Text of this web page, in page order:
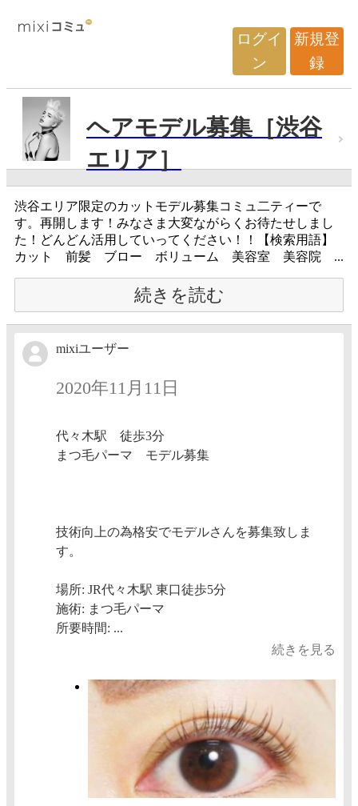
ログイ
ン
新規登
録
ヘアモデル募集［渋谷
エリア］
渋谷エリア限定のカットモデル募集コミュ二ティーで
す。再開します！みなさま大変ながらくお待たせしまし
た！どんどん活用していってください！！【検索用語】
カット 前髪 ブロー ボリューム 美容室 美容院 ...
続きを読む
mixiユーザー
2020年11月11日
代々木駅 徒歩3分
まつ毛パーマ モデル募集
技術向上の為格安でモデルさんを募集致しま
す。
場所: JR代々木駅 東口徒歩5分
施術: まつ毛パーマ
所要時間: ...
続きを見る